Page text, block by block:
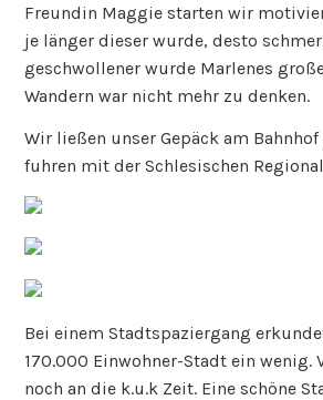
Freundin Maggie starten wir
je länger dieser wurde, desto
geschwollener wurde Marlenes
Wandern war nicht mehr zu denken.
Wir ließen unser Gepäck am
fuhren mit der Schlesischen
Bei einem Stadtspaziergang
170.000 Einwohner-Stadt ein wenig.
noch an die k.u.k Zeit. Eine schöne